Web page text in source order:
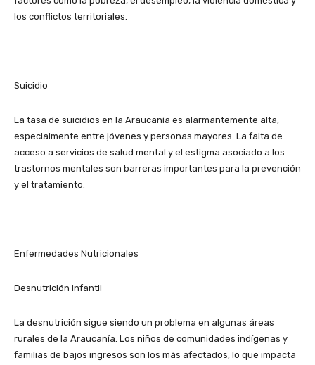
los conflictos territoriales.
Suicidio
La tasa de suicidios en la Araucanía es alarmantemente alta,
especialmente entre jóvenes y personas mayores. La falta de
acceso a servicios de salud mental y el estigma asociado a los
trastornos mentales son barreras importantes para la prevención
y el tratamiento.
Enfermedades Nutricionales
Desnutrición Infantil
La desnutrición sigue siendo un problema en algunas áreas
rurales de la Araucanía. Los niños de comunidades indígenas y
familias de bajos ingresos son los más afectados, lo que impacta